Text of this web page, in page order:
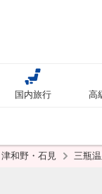
国内旅行 高
津和野・石見 三瓶